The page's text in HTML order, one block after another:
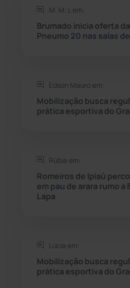
Rio de Contas
Rio do Antônio
Saúde
Seabra
Sítio do Mato
Sudoeste Baiano
M. M. L em:
Brumado inicia oferta
Pneumo 20 nas salas
Edson Mauro em:
Mobilização busca
prática esportiva do
Rúbia em:
Romeiros de Ipiaú
em pau de arara rumo a
Lapa
Lúcia em:
Mobilização busca
prática esportiva do